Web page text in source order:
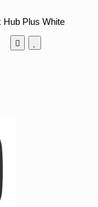
Hub Plus White